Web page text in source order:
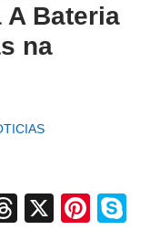
Bateria
na
T
X
Pi